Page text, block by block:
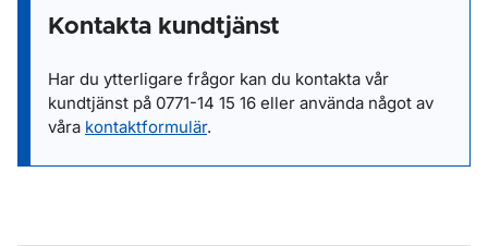
Kontakta kundtjänst
Har du ytterligare frågor kan du kontakta vår
kundtjänst på 0771-14 15 16 eller använda något av
våra kontaktformulär.